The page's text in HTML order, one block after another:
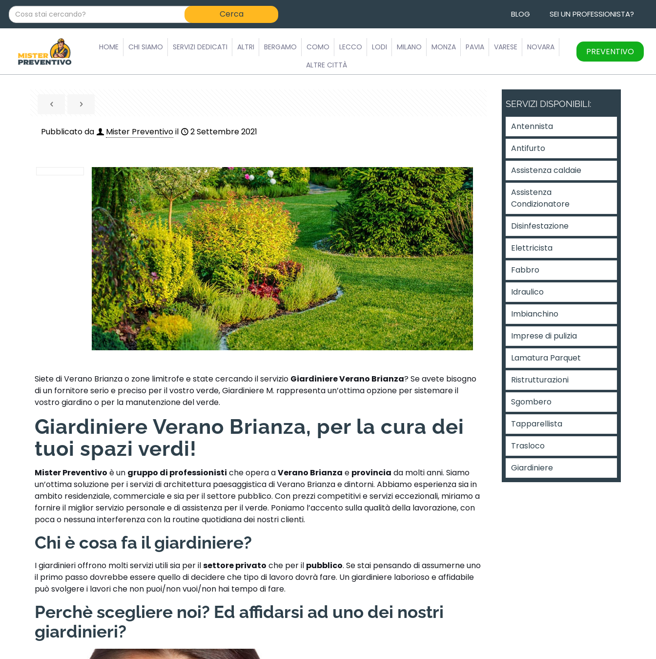
C
o
BLOG SEI UN PROFESSIONISTA?
HOME CHI SIAMO SERVIZI DEDICATI ALTRI BERGAMO COMO LECCO LODI MILANO MONZA PAVIA VARESE
NOVARA
ALTRE CITTÀ
PREVENTIVO
Pubblicato da Mister Preventivoil 2 Settembre 2021
Siete di Verano Brianza o zone limitrofe e state cercando il servizio Giardiniere Verano Brianza? Se avete bisogno
di un fornitore serio e preciso per il vostro verde, Giardiniere M. rappresenta un’ottima opzione per sistemare il
vostro giardino o per la manutenzione del verde.
Giardiniere Verano Brianza, per la cura dei
tuoi spazi verdi!
Mister Preventivo è un gruppo di professionisti che opera aVerano Brianza e provincia da molti anni. Siamo
un’ottima soluzione per i servizi di architettura paesaggistica di Verano Brianza e dintorni. Abbiamo esperienza sia in
ambito residenziale, commerciale e sia per il settore pubblico. Con prezzi competitivi e servizi eccezionali, miriamo a
fornire il ​​miglior servizio personale e di assistenza per il verde. Poniamo l’accento sulla qualità della lavorazione, con
poca o nessuna interferenza con la routine quotidiana dei nostri clienti.
Chi è cosa fa il giardiniere?
I giardinieri offrono molti servizi utili sia per ilsettore privato che per il pubblico. Se stai pensando di assumerne uno
il primo passo dovrebbe essere quello di decidere che tipo di lavoro dovrà fare. Un giardiniere laborioso e affidabile
può svolgere i lavori che non puoi/non vuoi/non hai tempo di fare.
Perchè scegliere noi? Ed affidarsi ad uno dei nostri
giardinieri?
SERVIZI DISPONIBILI:
Antennista
Antifurto
Assistenza caldaie
Assistenza
Condizionatore
Disinfestazione
Elettricista
Fabbro
Idraulico
Imbianchino
Imprese di pulizia
Lamatura Parquet
Ristrutturazioni
Sgombero
Tapparellista
Trasloco
Giardiniere